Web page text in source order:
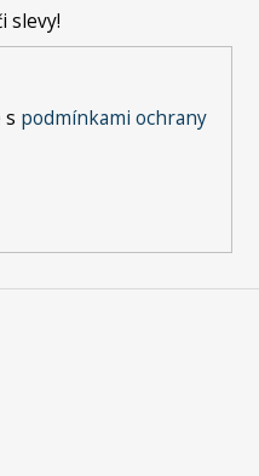
slevy!
s podmínkami ochrany